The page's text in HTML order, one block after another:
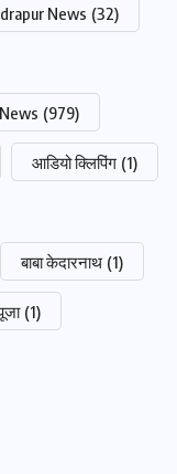
News (32)
(979)
आडियो क्लिपिंग (1)
बाबा केदारनाथ (1)
(1)